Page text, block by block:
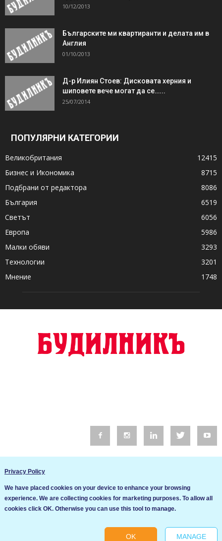
10/12/2013
Българските ми квартиранти и делата им в
Англия
01/10/2013
Д-р Илиян Стоев: Дисковата херния и
шиповете вече могат да се…...
25/07/2014
ПОПУЛЯРНИ КАТЕГОРИИ
Великобритания
12415
Бизнес и Икономика
8715
Подбрани от редактора
8086
България
6519
Светът
6056
Европа
5986
Малки обяви
3293
Технологии
3201
Мнение
1748
Общи условия
Privacy Policy
We have placed cookies on your device to enhance your browsing
experience. We are collecting cookies for marketing purposes. To allow all
cookies click OK. Otherwise you can use this tool to manage.
OK MANAGE
Ние използваме бисквитки за да подобрим услугите си. Ако
продължите да посещавате този сайт, ние приемаме, че се